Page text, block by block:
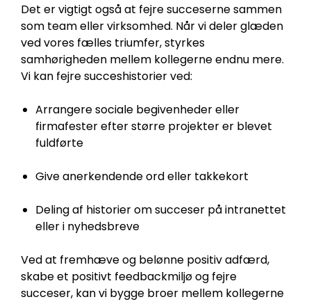
Det er vigtigt også at fejre succeserne sammen
som team eller virksomhed. Når vi deler glæden
ved vores fælles triumfer, styrkes
samhørigheden mellem kollegerne endnu mere.
Vi kan fejre succeshistorier ved:
Arrangere sociale begivenheder eller
firmafester efter større projekter er blevet
fuldførte
Give anerkendende ord eller takkekort
Deling af historier om succeser på intranettet
eller i nyhedsbreve
Ved at fremhæve og belønne positiv adfærd,
skabe et positivt feedbackmiljø og fejre
succeser, kan vi bygge broer mellem kollegerne